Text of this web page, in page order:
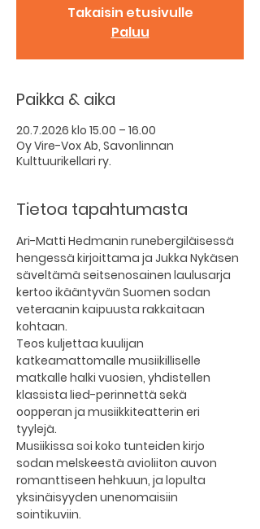
Takaisin etusivulle
Paluu
Paikka & aika
20.7.2026 klo 15.00 – 16.00
Oy Vire-Vox Ab, Savonlinnan
Kulttuurikellari ry.
Tietoa tapahtumasta
Ari-Matti Hedmanin runebergiläisessä
hengessä kirjoittama ja Jukka Nykäsen
säveltämä seitsenosainen laulusarja
kertoo ikääntyvän Suomen sodan
veteraanin kaipuusta rakkaitaan
kohtaan.
Teos kuljettaa kuulijan
katkeamattomalle musiikilliselle
matkalle halki vuosien, yhdistellen
klassista lied-perinnettä sekä
oopperan ja musiikkiteatterin eri
tyylejä.
Musiikissa soi koko tunteiden kirjo
sodan melskeestä avioliiton auvon
romanttiseen hehkuun, ja lopulta
yksinäisyyden unenomaisiin
sointikuviin.